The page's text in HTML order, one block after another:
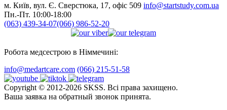
м. Київ, вул. Є. Сверстюка, 17, офіс 509 info@startstudy.com.ua
Пн.-Пт. 10:00-18:00
(063) 439-34-07(066) 986-52-20
Робота медсестрою в Німмечині:
info@medartcare.com (066) 215-51-58
Copyright © 2012-2026 SKSS. Всі права захищено.
Ваша заявка на обратный звонок принята.